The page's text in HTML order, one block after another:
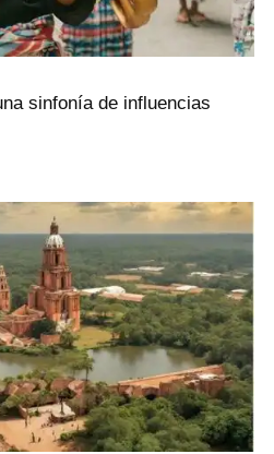
sinfonía de influencias